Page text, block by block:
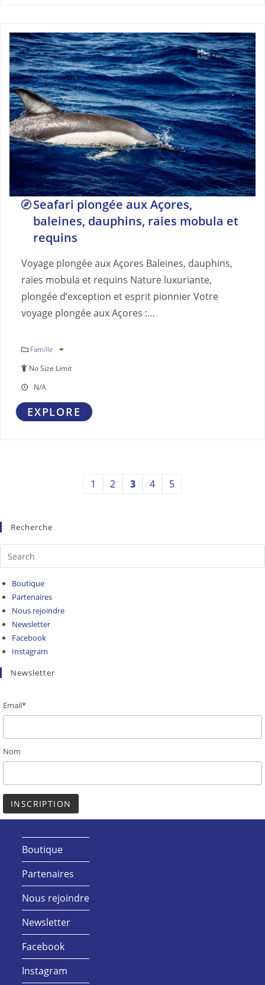
Seafari plongée aux Açores,
baleines, dauphins, raies mobula et
requins
Voyage plongée aux Açores Baleines, dauphins,
raies mobula et requins Nature luxuriante,
plongée d’exception et esprit pionnier Votre
voyage plongée aux Açores :…
Famille
No Size Limit
N/A
EXPLORE
1 2 3 4 5
Recherche
Boutique
Partenaires
Nous rejoindre
Newsletter
Facebook
Instagram
Newsletter
Email*
Nom
Boutique
Partenaires
Nous rejoindre
Newsletter
Facebook
Instagram